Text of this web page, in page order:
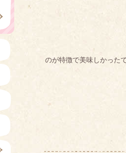
のが特徴で美味しかった